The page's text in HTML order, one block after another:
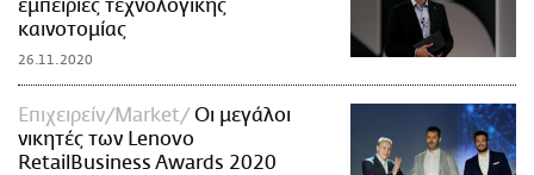
εμπειρίες τεχνολογικής
καινοτομίας
26.11.2020
Επιχειρείν/Market
Οι μεγάλοι
νικητές των Lenovo
RetailBusiness Awards 2020